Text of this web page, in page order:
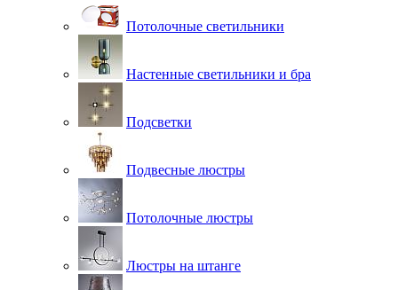
Потолочные светильники
Настенные светильники и бра
Подсветки
Подвесные люстры
Потолочные люстры
Люстры на штанге